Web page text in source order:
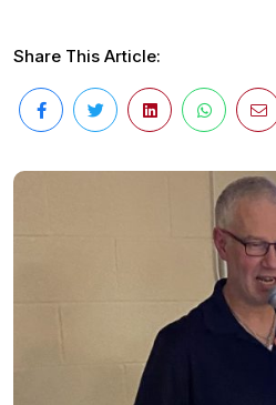
Share This Article: